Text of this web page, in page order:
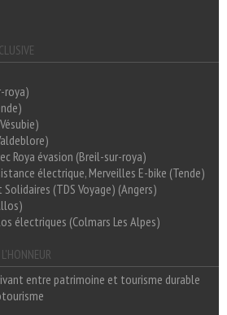
roya)
Roya évasion (Breil-sur-roya)
électrique, Merveilles E-bike (Tende)
(TDS Voyage) (Angers)
électriques (Colmars Les Alpes)
entre patrimoine et tourisme durable